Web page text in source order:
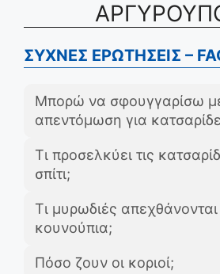
ΣΥΧΝΕΣ ΕΡΩΤΗΣΕΙΣ –
Μπορώ να σφουγγαρίσω
απεντόμωση για
Τι προσελκύει τις
σπίτι;
Τι μυρωδιές απεχθάνονται
κουνούπια;
Πόσο ζουν οι κοριοί;